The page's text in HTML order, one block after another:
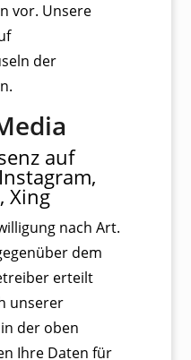
vor. Unsere
der
auf
Xing
nach Art.
dem
erteilt
unserer
der oben
Ihre Daten für